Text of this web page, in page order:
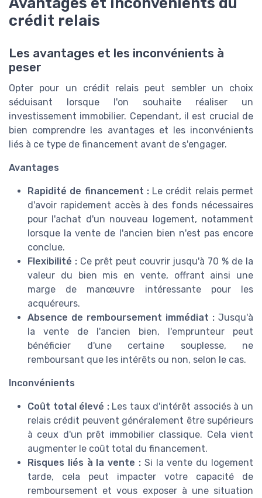
crédit relais
Les avantages et les inconvénients à
peser
Opter pour un crédit relais peut sembler un choix
séduisant lorsque l'on souhaite réaliser un
investissement immobilier. Cependant, il est crucial de
bien comprendre les avantages et les inconvénients
liés à ce type de financement avant de s'engager.
Avantages
Rapidité de financement :Le crédit relais permet
d'avoir rapidement accès à des fonds nécessaires
pour l'achat d'un nouveau logement, notamment
lorsque la vente de l'ancien bien n'est pas encore
conclue.
Flexibilité :Ce prêt peut couvrir jusqu'à 70 % de la
valeur du bien mis en vente, offrant ainsi une
marge de manœuvre intéressante pour les
acquéreurs.
Absence de remboursement immédiat : Jusqu'à
la vente de l'ancien bien, l'emprunteur peut
bénéficier d'une certaine souplesse, ne
remboursant que les intérêts ou non, selon le cas.
Inconvénients
Coût total élevé :Les taux d'intérêt associés à un
relais crédit peuvent généralement être supérieurs
à ceux d'un prêt immobilier classique. Cela vient
augmenter le coût total du financement.
Risques liés à la vente : Si la vente du logement
tarde, cela peut impacter votre capacité de
remboursement et vous exposer à une situation